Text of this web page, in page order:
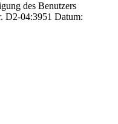
des Benutzers
D2-04:3951 Datum: